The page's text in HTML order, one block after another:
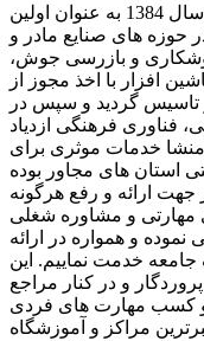
مجتمع آموزشی علوم وفنون شمال در سال 1384 به عنوان اولین
های صنایع مادر و
و بازرسی جوش،
افزار با اخذ مجوز از
گردید و سپس در
فرهنگی ازدیاد
منشا خدمات موثری برای
استان های مجاور بوده
جهت ارائه و رفع هرگونه
مهارتی و مشاوره شغلی
و همواره در ارائه
خدمت نماییم. این
و در کنار مراجع
کسب مهارت های فردی
مراکز و آموزشگاه